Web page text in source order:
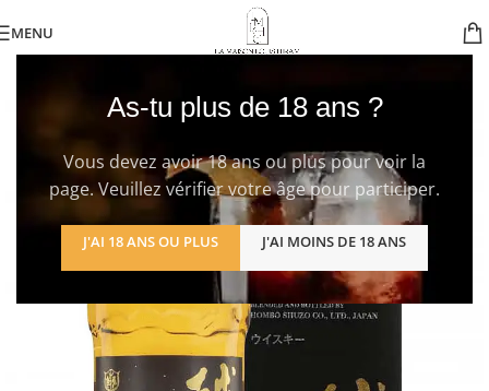
As-tu plus de 18 ans ?
Vous devez avoir 18 ans ou plus pour voir la
page. Veuillez vérifier votre âge pour participer.
J'AI 18 ANS OU PLUS J'AI MOINS DE 18 ANS
MENU